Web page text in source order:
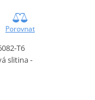
Porovnat
T6
slitina -